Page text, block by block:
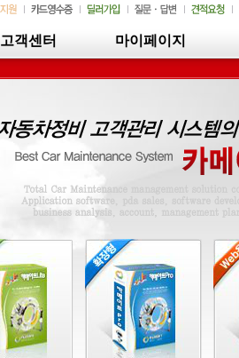
고객센터 마이페이지